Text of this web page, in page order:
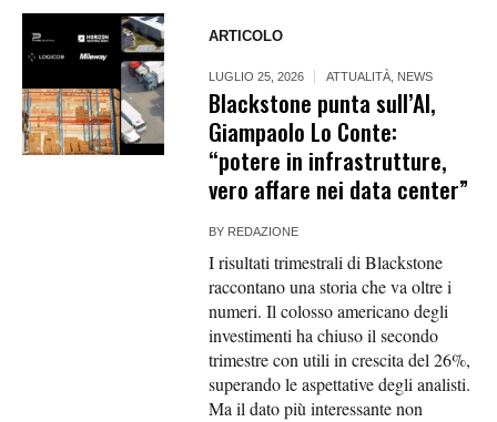
ARTICOLO
LUGLIO 25, 2026 ATTUALITÀ NEWS
Blackstone punta sull’AI,
Giampaolo Lo Conte:
“potere in infrastrutture,
vero affare nei data center”
BY REDAZIONE
I risultati trimestrali di Blackstone
raccontano una storia che va oltre i
numeri. Il colosso americano degli
investimenti ha chiuso il secondo
trimestre con utili in crescita del 26%,
superando le aspettative degli analisti.
Ma il dato più interessante non